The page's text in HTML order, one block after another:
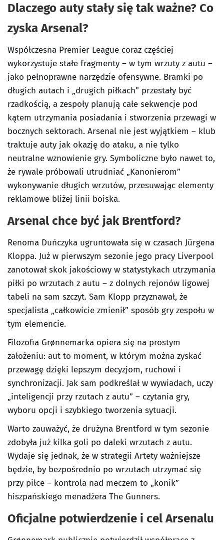
Dlaczego auty stały się tak ważne? Co
zyska Arsenal?
Współczesna Premier League coraz częściej
wykorzystuje stałe fragmenty – w tym wrzuty z autu –
jako pełnoprawne narzędzie ofensywne. Bramki po
długich autach i „drugich piłkach” przestały być
rzadkością, a zespoły planują całe sekwencje pod
kątem utrzymania posiadania i stworzenia przewagi w
bocznych sektorach. Arsenal nie jest wyjątkiem – klub
traktuje auty jak okazję do ataku, a nie tylko
neutralne wznowienie gry. Symboliczne było nawet to,
że rywale próbowali utrudniać „Kanonierom”
wykonywanie długich wrzutów, przesuwając elementy
reklamowe bliżej linii boiska.
Arsenal chce być jak Brentford?
Renoma Duńczyka ugruntowała się w czasach Jürgena
Kloppa. Już w pierwszym sezonie jego pracy Liverpool
zanotował skok jakościowy w statystykach utrzymania
piłki po wrzutach z autu – z dolnych rejonów ligowej
tabeli na sam szczyt. Sam Klopp przyznawał, że
specjalista „całkowicie zmienił” sposób gry zespołu w
tym elemencie.
Filozofia Grønnemarka opiera się na prostym
założeniu: aut to moment, w którym można zyskać
przewagę dzięki lepszym decyzjom, ruchowi i
synchronizacji. Jak sam podkreślał w wywiadach, uczy
„inteligencji przy rzutach z autu” – czytania gry,
wyboru opcji i szybkiego tworzenia sytuacji.
Warto zauważyć, że drużyna Brentford w tym sezonie
zdobyła już kilka goli po daleki wrzutach z autu.
Wydaje się jednak, że w strategii Artety ważniejsze
będzie, by bezpośrednio po wrzutach utrzymać się
przy piłce – kontrola nad meczem to „konik”
hiszpańskiego menadżera The Gunners.
Oficjalne potwierdzenie i cel Arsenalu